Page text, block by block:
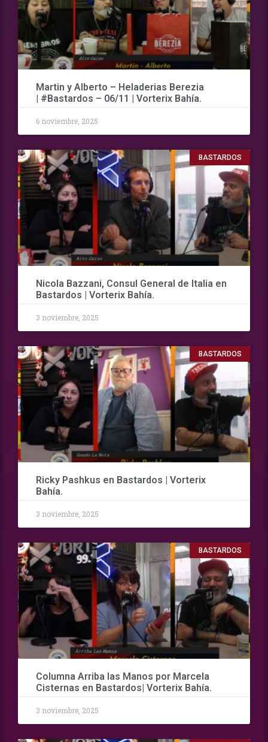
Martin y Alberto – Heladerias Berezia
| #Bastardos – 06/11 | Vorterix Bahía.
6 noviembre, 2025
BASTARDOS
Nicola Bazzani, Consul General de Italia en
Bastardos | Vorterix Bahía.
3 noviembre, 2025
BASTARDOS
Ricky Pashkus en Bastardos | Vorterix
Bahía.
3 noviembre, 2025
BASTARDOS
Columna Arriba las Manos por Marcela
Cisternas en Bastardos| Vorterix Bahía.
3 noviembre, 2025